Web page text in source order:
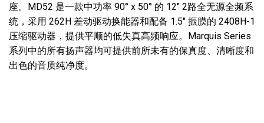
座。MD52 是一款中功率 90° x 50° 的 12" 2路全无源全频系
统，采用 262H 差动驱动换能器和配备 1.5" 振膜的 2408H-1
压缩驱动器，提供平顺的低失真高频响应。Marquis Series
系列中的所有扬声器均可提供前所未有的保真度、清晰度和
出色的音质纯净度。